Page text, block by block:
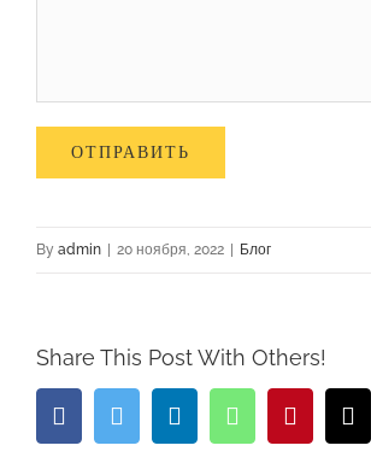
By admin | 20 ноября, 2022 | Блог
Share This Post With Others!
FacebookTwitter LinkedInWhatsappPinterest